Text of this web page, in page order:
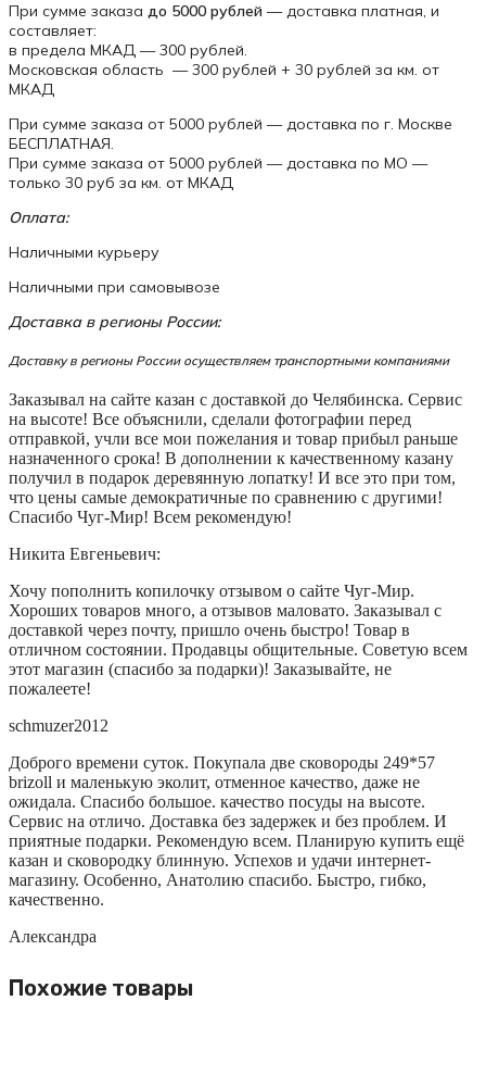
При сумме заказа до 5000 рублей — доставка платная, и
составляет:
в предела МКАД — 300 рублей.
Московская область — 300 рублей + 30 рублей за км. от
МКАД
При сумме заказа от 5000 рублей — доставка по г. Москве
БЕСПЛАТНАЯ.
При сумме заказа от 5000 рублей — доставка по МО —
только 30 руб за км. от МКАД
Оплата:
Наличными курьеру
Наличными при самовывозе
Доставка в регионы России:
Доставку в регионы России осуществляем транспортными компаниями
Заказывал на сайте казан с доставкой до Челябинска. Сервис
на высоте! Все объяснили, сделали фотографии перед
отправкой, учли все мои пожелания и товар прибыл раньше
назначенного срока! В дополнении к качественному казану
получил в подарок деревянную лопатку! И все это при том,
что цены самые демократичные по сравнению с другими!
Спасибо Чуг-Мир! Всем рекомендую!
Никита Евгеньевич:
Хочу пополнить копилочку отзывом о сайте Чуг-Мир.
Хороших товаров много, а отзывов маловато. Заказывал с
доставкой через почту, пришло очень быстро! Товар в
отличном состоянии. Продавцы общительные. Советую всем
этот магазин (спасибо за подарки)! Заказывайте, не
пожалеете!
schmuzer2012
Доброго времени суток. Покупала две сковороды 249*57
brizoll и маленькую эколит, отменное качество, даже не
ожидала. Спасибо большое. качество посуды на высоте.
Сервис на отличо. Доставка без задержек и без проблем. И
приятные подарки. Рекомендую всем. Планирую купить ещё
казан и сковородку блинную. Успехов и удачи интернет-
магазину. Особенно, Анатолию спасибо. Быстро, гибко,
качественно.
Александра
Похожие товары